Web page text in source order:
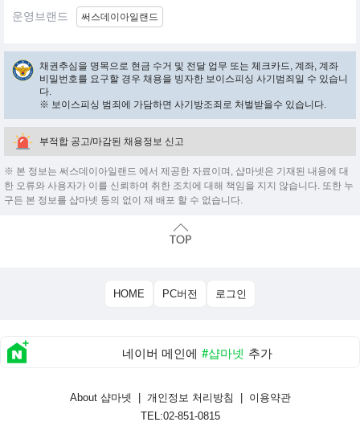
운영브랜드 써스데이아일랜드
채권추심을 명목으로 현금 수거 및 전달 업무 또는 체크카드, 계좌, 계좌
비밀번호를 요구할 경우 채용을 빙자한 보이스피싱 사기범죄일 수 있습니
다.
※ 보이스피싱 범죄에 가담하면 사기방조죄로 처벌받을수 있습니다.
부적합 공고/마감된 채용정보 신고
※ 본 정보는 써스데이아일랜드 에서 제공한 자료이며, 샵마넷은 기재된 내용에 대
한 오류와 사용자가 이를 신뢰하여 취한 조치에 대해 책임을 지지 않습니다. 또한 누
구든 본 정보를 샵마넷 동의 없이 재 배포 할 수 없습니다.
HOME PC버전 로그인
네이버 메인에 #샵마넷 추가
About 샵마넷 개인정보 처리방침
이용약관
TEL:02-851-0815